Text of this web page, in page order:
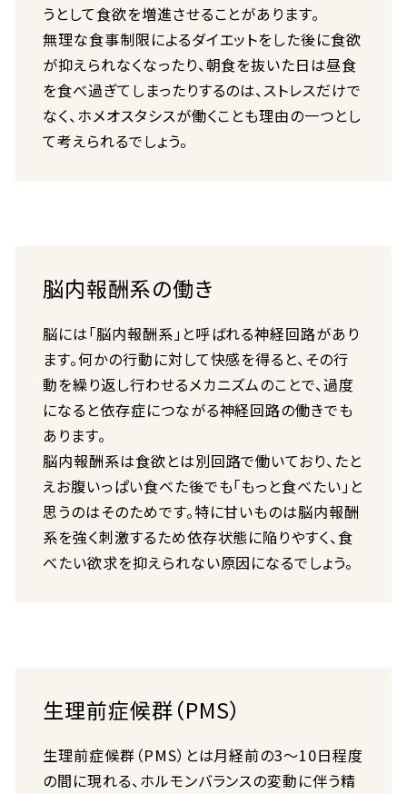
うとして食欲を増進させることがあります。
無理な食事制限によるダイエットをした後に食欲
が抑えられなくなったり、朝食を抜いた日は昼食
を食べ過ぎてしまったりするのは、ストレスだけで
なく、ホメオスタシスが働くことも理由の一つとし
て考えられるでしょう。
脳内報酬系の働き
脳には「脳内報酬系」と呼ばれる神経回路があり
ます。何かの行動に対して快感を得ると、その行
動を繰り返し行わせるメカニズムのことで、過度
になると依存症につながる神経回路の働きでも
あります。
脳内報酬系は食欲とは別回路で働いており、たと
えお腹いっぱい食べた後でも「もっと食べたい」と
思うのはそのためです。特に甘いものは脳内報酬
系を強く刺激するため依存状態に陥りやすく、食
べたい欲求を抑えられない原因になるでしょう。
生理前症候群（PMS）
生理前症候群（PMS）とは月経前の3～10日程度
の間に現れる、ホルモンバランスの変動に伴う精